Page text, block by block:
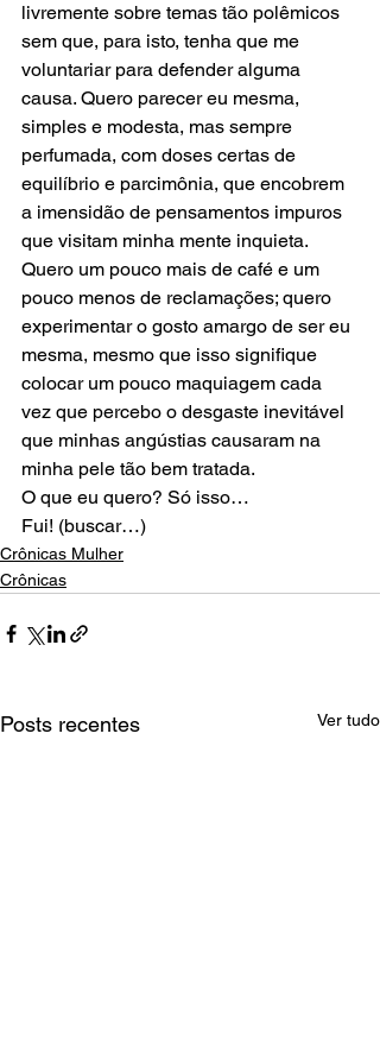
livremente sobre temas tão polêmicos
sem que, para isto, tenha que me
voluntariar para defender alguma
causa. Quero parecer eu mesma,
simples e modesta, mas sempre
perfumada, com doses certas de
equilíbrio e parcimônia, que encobrem
a imensidão de pensamentos impuros
que visitam minha mente inquieta.
Quero um pouco mais de café e um
pouco menos de reclamações; quero
experimentar o gosto amargo de ser eu
mesma, mesmo que isso signifique
colocar um pouco maquiagem cada
vez que percebo o desgaste inevitável
que minhas angústias causaram na
minha pele tão bem tratada.
O que eu quero? Só isso…
Fui! (buscar…)
Crônicas Mulher
Crônicas
Posts recentes Ver tudo